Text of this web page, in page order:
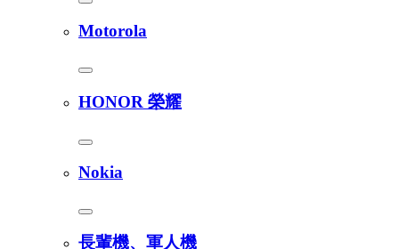
Motorola
HONOR 榮耀
Nokia
長輩機、軍人機